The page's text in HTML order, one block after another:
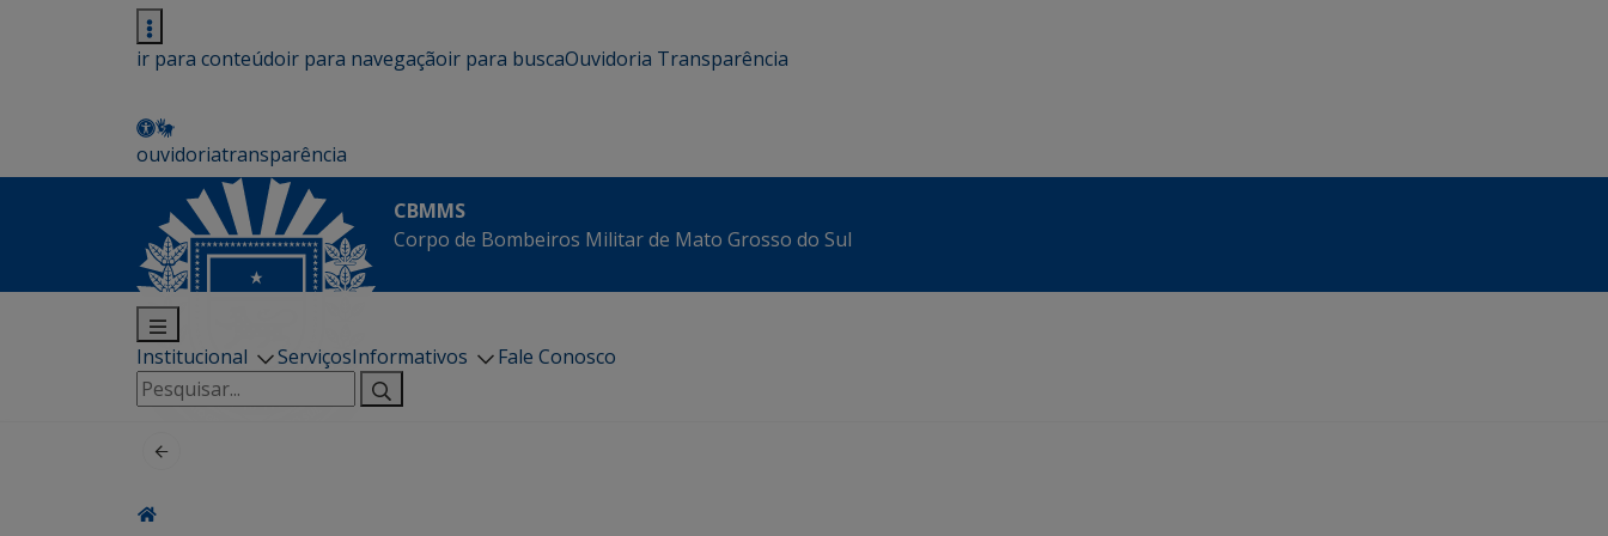
ir para conteúdoir para navegaçãoir para buscaOuvidoria Transparência
ouvidoriatransparência
CBMMS
Corpo de Bombeiros Militar de Mato Grosso do Sul
Institucional ServiçosInformativos
Fale Conosco
Pesquisar
por: